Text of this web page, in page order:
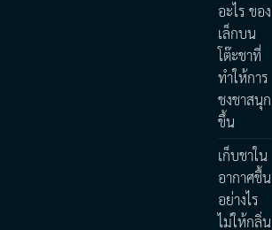
อะไร ของ
เล็กบน
โต๊ะชาที่
ทำให้การ
ชงชาสนุก
ขึ้น
เก็บชาใน
อากาศชื้น
อย่างไร
ไม่ให้กลิ่น